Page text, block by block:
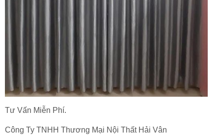
Tư Vấn Miễn Phí.
Công Ty TNHH Thương Mại Nội Thất Hải Vân